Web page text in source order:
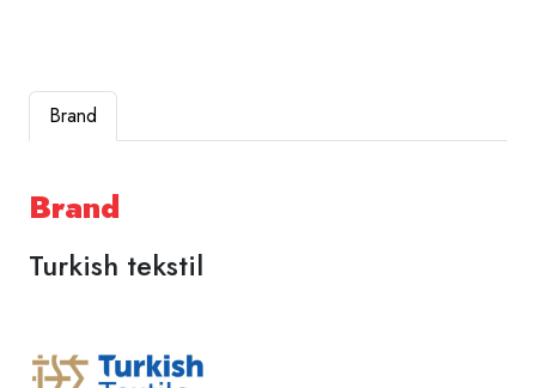
Brand
Brand
Turkish tekstil